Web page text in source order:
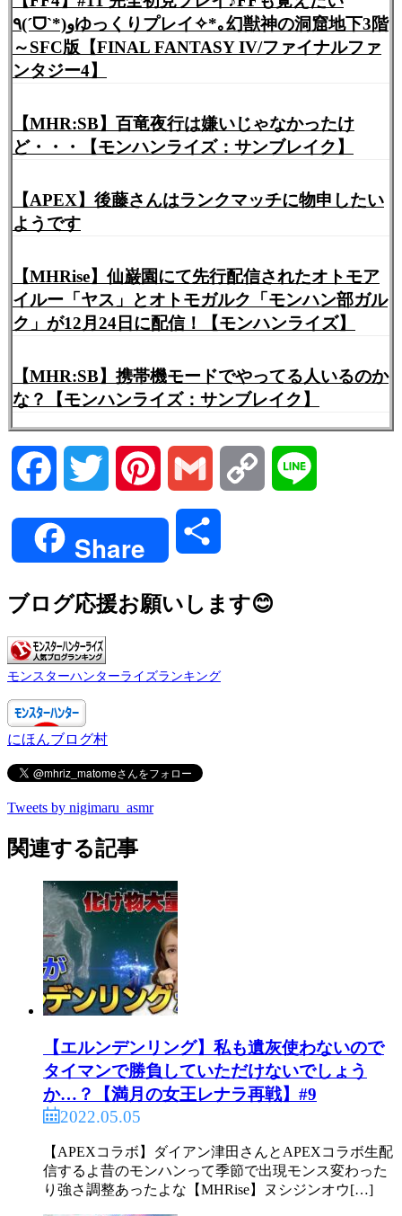
٩(ˊᗜˋ*)وゆっくりプレイ✧*｡幻獣神の洞窟地下3階
～SFC版【FINAL FANTASY IV/ファイナルファ
ンタジー4】
【MHR:SB】百竜夜行は嫌いじゃなかったけ
ど・・・【モンハンライズ：サンブレイク】
【APEX】後藤さんはランクマッチに物申したい
ようです
【MHRise】仙巌園にて先行配信されたオトモア
イルー「ヤス」とオトモガルク「モンハン部ガル
ク」が12月24日に配信！【モンハンライズ】
【MHR:SB】携帯機モードでやってる人いるのか
な？【モンハンライズ：サンブレイク】
Facebook Twitter Pinterest Gmail Copy
Share
ブログ応援お願いします😊
モンスターハンターライズランキング
にほんブログ村
Tweets by nigimaru_asmr
関連する記事
【エルンデンリング】私も遺灰使わないので
タイマンで勝負していただけないでしょう
か…？【満月の女王レナラ再戦】#9
2022.05.05
【APEXコラボ】ダイアン津田さんとAPEXコラボ生配
信するよ昔のモンハンって季節で出現モンス変わった
り強さ調整あったよな【MHRise】ヌシジンオウ[…]